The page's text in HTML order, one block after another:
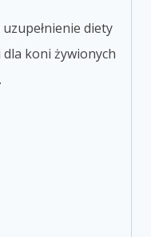
diety
koni żywionych